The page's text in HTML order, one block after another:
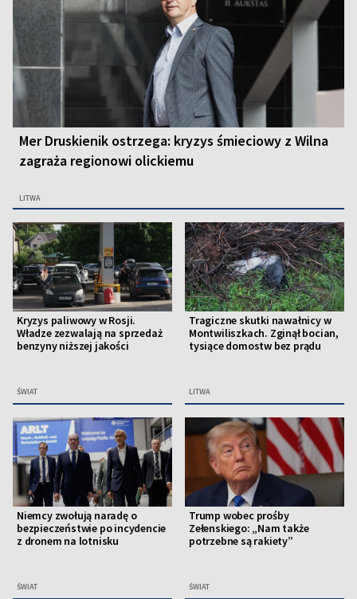
Mer Druskienik ostrzega: kryzys śmieciowy z Wilna
zagraża regionowi olickiemu
LITWA
Kryzys paliwowy w Rosji.
Władze zezwalają na sprzedaż
benzyny niższej jakości
ŚWIAT
Tragiczne skutki nawałnicy w
Montwiliszkach. Zginął bocian,
tysiące domostw bez prądu
LITWA
Niemcy zwołują naradę o
bezpieczeństwie po incydencie
z dronem na lotnisku
ŚWIAT
Trump wobec prośby
Zełenskiego: „Nam także
potrzebne są rakiety”
ŚWIAT